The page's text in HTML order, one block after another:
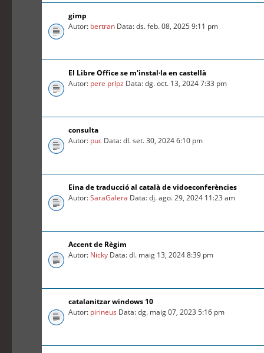
gimp
Autor: bertran Data: ds. feb. 08, 2025 9:11 pm
El Libre Office se m'instal·la en castellà
Autor: pere prlpz Data: dg. oct. 13, 2024 7:33 pm
consulta
Autor: puc Data: dl. set. 30, 2024 6:10 pm
Eina de traducció al català de vidoeconferències
Autor:SaraGalera Data: dj. ago. 29, 2024 11:23 am
Accent de Règim
Autor: Nicky Data: dl. maig 13, 2024 8:39 pm
catalanitzar windows 10
Autor: pirineus Data: dg. maig 07, 2023 5:16 pm